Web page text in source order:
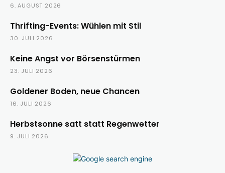
6. AUGUST 2026
Thrifting-Events: Wühlen mit Stil
30. JULI 2026
Keine Angst vor Börsenstürmen
23. JULI 2026
Goldener Boden, neue Chancen
16. JULI 2026
Herbstsonne satt statt Regenwetter
9. JULI 2026